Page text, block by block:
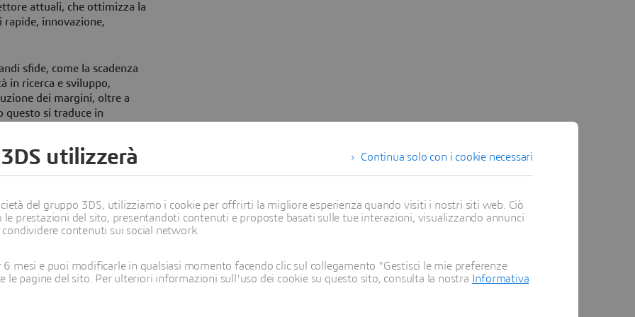
attuali, che ottimizza la
rapide, innovazione,
sfide, come la scadenza
in ricerca e sviluppo,
dei margini, oltre a
questo si traduce in
digitalizzato "senza
da un sistema
obiettivo per molte
e all'ottimizzazione
investe da anni in
il
pienamente
Lab offre un'esperienza
favorendo un
dell'utente e il
Continua solo con i cookie necessari
utilizzerà
del gruppo 3DS, utilizziamo i cookie per offrirti la migliore esperienza quando visiti i nostri siti web. Ciò
prestazioni del sito, presentandoti contenuti e proposte basati sulle tue interazioni, visualizzando annunci
contenuti sui social network.
mesi e puoi modificarle in qualsiasi momento facendo clic sul collegamento "Gestisci le mie preferenze
le pagine del sito. Per ulteriori informazioni sull'uso dei cookie su questo sito, consulta la nostra Informativa